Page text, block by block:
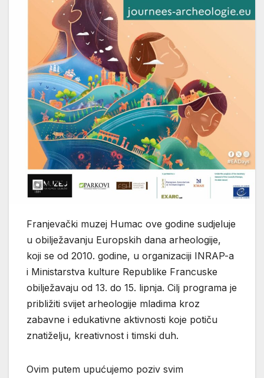
Franjevački muzej Humac ove godine sudjeluje
u obilježavanju Europskih dana arheologije,
koji se od 2010. godine, u organizaciji INRAP-a
i Ministarstva kulture Republike Francuske
obilježavaju od 13. do 15. lipnja. Cilj programa je
približiti svijet arheologije mladima kroz
zabavne i edukativne aktivnosti koje potiču
znatiželju, kreativnost i timski duh.
Ovim putem upućujemo poziv svim